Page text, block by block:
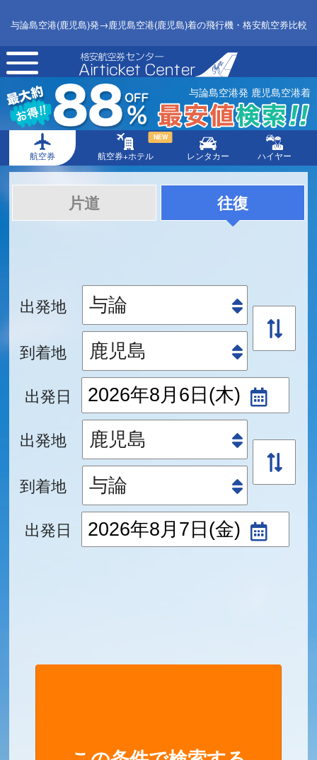
与論島空港(鹿児島)発→鹿児島空港(鹿児島)着の飛行機・格安航空券比較
toggle
navigation
与論島空港発 鹿児島空港着
航空券 航空券+ホテル
NEW
レンタカー ハイヤー
片道 往復
出発地
到着地
出発日
出発地
到着地
出発日